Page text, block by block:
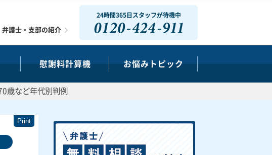
24時間365日スタッフが待機中
0120-424-911
慰謝料計算機 お悩みトピック
弁護士・支部の紹介
歳など年代別判例